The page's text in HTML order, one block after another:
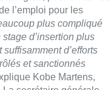
que Bruxelles,
“Un travail pour un travail
clair: replacer les
préoccupations